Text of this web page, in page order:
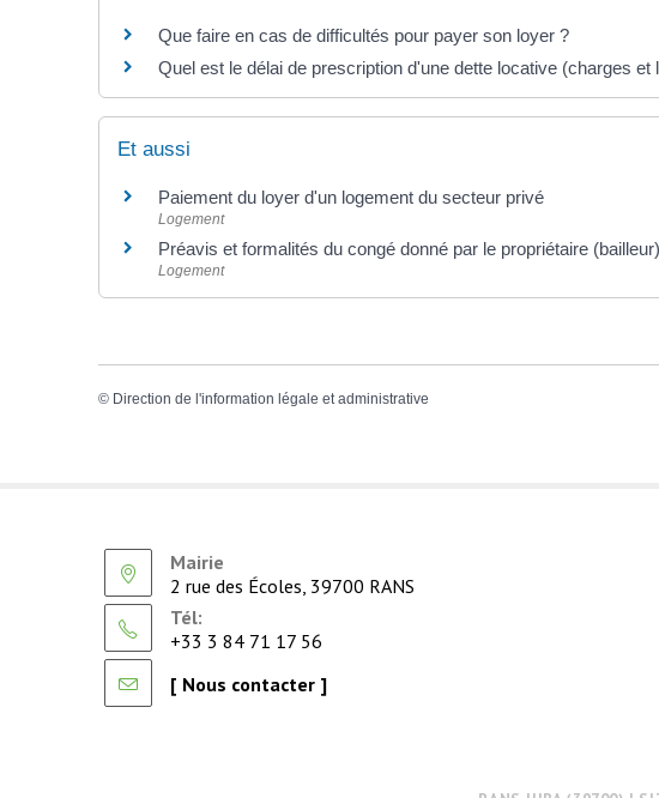
Que faire en cas de difficultés pour payer son loyer ?
Quel est le délai de prescription d'une dette locative (charges et
Et aussi
Paiement du loyer d'un logement du secteur privé
Logement
Préavis et formalités du congé donné par le propriétaire (bailleur)
Logement
© Direction de l'information légale et administrative
Mairie
2 rue des Écoles, 39700 RANS
Tél:
+33 3 84 71 17 56
[ Nous contacter ]